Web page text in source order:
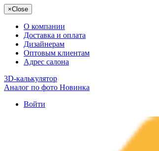
×Close
О компании
Доставка и оплата
Дизайнерам
Оптовым клиентам
Адрес салона
3D-калькулятор
Аналог по фото Новинка
Войти